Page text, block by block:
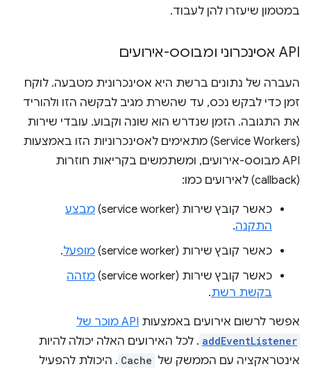
במטמון שיעזרו להן לעבוד.
API אסינכרוני ומבוסס-אירועים
העברה של נתונים ברשת היא אסינכרונית מטבעה. לוקח
זמן כדי לבקש נכס, עד שהשרת מגיב לבקשה הזו ולהוריד
את התגובה. הזמן שנדרש הוא שונה וקבוע. עובדי שירות
(Service Workers) מתאימים לאסינכרוניות הזו באמצעות
API מבוסס-אירועים, ומשתמשים בקריאות חוזרות
(callback) לאירועים כמו:
כאשר קובץ שירות (service worker)
מבצע
התקנה.
כאשר קובץ שירות (service worker)
מופעל.
כאשר קובץ שירות (service worker)
מזהה
בקשת רשת.
אפשר לרשום אירועים באמצעות API מוכר של
addEventListener . לכל האירועים האלה יכולה להיות
אינטראקציה עם הממשק של Cache . היכולת להפעיל